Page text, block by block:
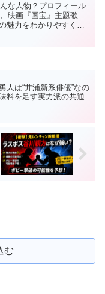
な人物？プロフィール
映画『国宝』主題歌
魅力をわかりやすく解
人は“井浦新系俳優”なの
料を足す実力派の共通
む